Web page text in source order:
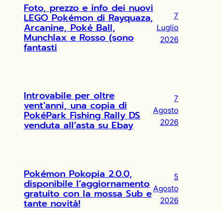
Foto, prezzo e info dei nuovi
LEGO Pokémon di Rayquaza,
Arcanine, Poké Ball,
Munchlax e Rosso (sono
fantasti
7
Luglio
2026
Introvabile per oltre
vent’anni, una copia di
PokéPark Fishing Rally DS
venduta all’asta su Ebay
7
Agosto
2026
Pokémon Pokopia 2.0.0,
disponibile l’aggiornamento
gratuito con la mossa Sub e
tante novità!
5
Agosto
2026